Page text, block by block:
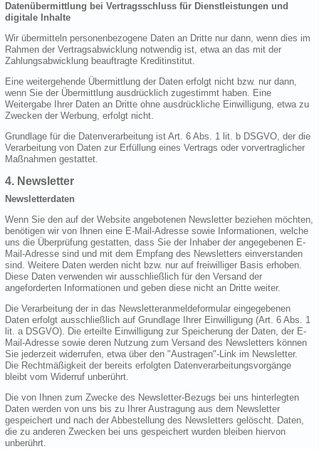
Datenübermittlung bei Vertragsschluss für Dienstleistungen und
digitale Inhalte
Wir übermitteln personenbezogene Daten an Dritte nur dann, wenn dies im
Rahmen der Vertragsabwicklung notwendig ist, etwa an das mit der
Zahlungsabwicklung beauftragte Kreditinstitut.
Eine weitergehende Übermittlung der Daten erfolgt nicht bzw. nur dann,
wenn Sie der Übermittlung ausdrücklich zugestimmt haben. Eine
Weitergabe Ihrer Daten an Dritte ohne ausdrückliche Einwilligung, etwa zu
Zwecken der Werbung, erfolgt nicht.
Grundlage für die Datenverarbeitung ist Art. 6 Abs. 1 lit. b DSGVO, der die
Verarbeitung von Daten zur Erfüllung eines Vertrags oder vorvertraglicher
Maßnahmen gestattet.
4. Newsletter
Newsletterdaten
Wenn Sie den auf der Website angebotenen Newsletter beziehen möchten,
benötigen wir von Ihnen eine E-Mail-Adresse sowie Informationen, welche
uns die Überprüfung gestatten, dass Sie der Inhaber der angegebenen E-
Mail-Adresse sind und mit dem Empfang des Newsletters einverstanden
sind. Weitere Daten werden nicht bzw. nur auf freiwilliger Basis erhoben.
Diese Daten verwenden wir ausschließlich für den Versand der
angeforderten Informationen und geben diese nicht an Dritte weiter.
Die Verarbeitung der in das Newsletteranmeldeformular eingegebenen
Daten erfolgt ausschließlich auf Grundlage Ihrer Einwilligung (Art. 6 Abs. 1
lit. a DSGVO). Die erteilte Einwilligung zur Speicherung der Daten, der E-
Mail-Adresse sowie deren Nutzung zum Versand des Newsletters können
Sie jederzeit widerrufen, etwa über den "Austragen"-Link im Newsletter.
Die Rechtmäßigkeit der bereits erfolgten Datenverarbeitungsvorgänge
bleibt vom Widerruf unberührt.
Die von Ihnen zum Zwecke des Newsletter-Bezugs bei uns hinterlegten
Daten werden von uns bis zu Ihrer Austragung aus dem Newsletter
gespeichert und nach der Abbestellung des Newsletters gelöscht. Daten,
die zu anderen Zwecken bei uns gespeichert wurden bleiben hiervon
unberührt.